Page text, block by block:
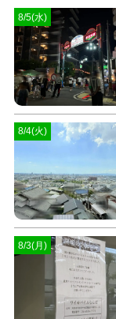
8/5(水)
8/4(火)
8/3(月)